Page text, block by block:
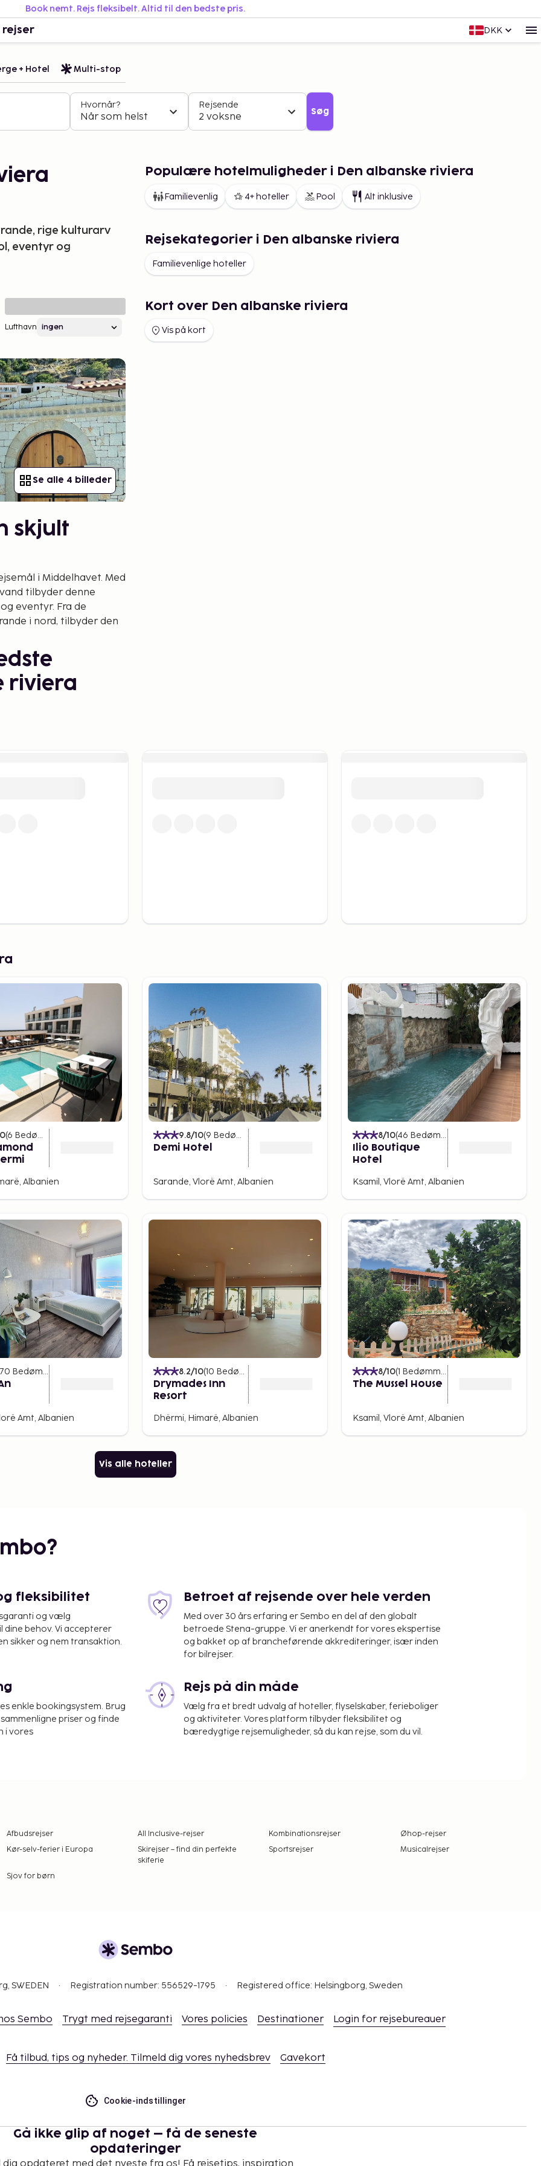
Book nemt. Rejs fleksibelt. Altid til den bedste pris.
rejser DKK
+ Hotel Multi-stop
Hvornår?
Når som helst
Rejsende
2 voksne Søg
rige kulturarv
eventyr og
Lufthavn
Se alle 4 billeder
skjult
i Middelhavet. Med
tilbyder denne
eventyr. Fra de
i nord, tilbyder den
riviera
er Dhermi og Jale
historieentusiaster.
en fascinerende
for alle på den
af aktiviteter at prøve,
kysten. Vandring i de
og gør det muligt
gennem de
muligt at besøge
riviera er mellem
det til den perfekte
største turiststrømme,
riviera kan være
en fremragende
langs kysten og
næste
oplevelser tilbyder den
der har alt.
Populære hotelmuligheder i Den albanske riviera
Familievenlig 4+ hoteller Pool Alt inklusive
Rejsekategorier i Den albanske riviera
Familievenlige hoteller
Kort over Den albanske riviera
Vis på kort
(6 Bedømmelser
Albanien
9.8/10(9 Bedømmelser
Demi Hotel
Sarande, Vlorë Amt, Albanien
8/10(46 Bedømmelser
Ilio Boutique
Hotel
Ksamil, Vlorë Amt, Albanien
70 Bedømmelser
Amt, Albanien
8.2/10(10 Bedømmelser
Drymades Inn
Resort
Dhërmi, Himarë, Albanien
8/10(1 Bedømmelser
The Mussel House
Ksamil, Vlorë Amt, Albanien
Vis alle hoteller
fleksibilitet
og vælg
dine behov. Vi accepterer
sikker og nem transaktion.
Betroet af rejsende over hele verden
Med over 30 års erfaring er Sembo en del af den globalt
betroede Stena-gruppe. Vi er anerkendt for vores ekspertise
og bakket op af brancheførende akkrediteringer, især inden
for bilrejser.
enkle bookingsystem. Brug
priser og finde
i vores
Rejs på din måde
Vælg fra et bredt udvalg af hoteller, flyselskaber, ferieboliger
og aktiviteter. Vores platform tilbyder fleksibilitet og
bæredygtige rejsemuligheder, så du kan rejse, som du vil.
Afbudsrejser All Inclusive-rejser Kombinationsrejser
Øhop-rejser
Kør-selv-ferier i Europa
Skirejser – find din perfekte
skiferie
Sportsrejser Musicalrejser
Sjov for børn
SWEDEN Registration number: 556529-1795 Registered office: Helsingborg, Sweden
Sembo Trygt med rejsegaranti Vores policies Destinationer Login for rejsebureauer
Få tilbud, tips og nyheder. Tilmeld dig vores nyhedsbrev Gavekort
Cookie-indstillinger
Gå ikke glip af noget – få de seneste
opdateringer